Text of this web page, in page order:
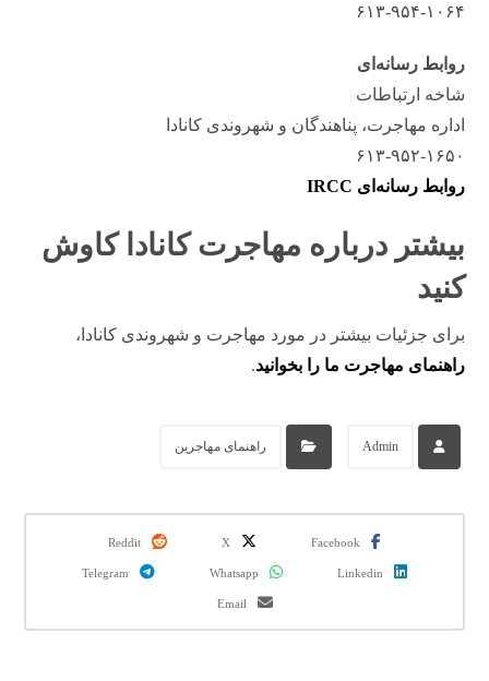
۶۱۳-۹۵۴-۱۰۶۴
روابط رسانه‌ای
شاخه ارتباطات
اداره مهاجرت، پناهندگان و شهروندی کانادا
۶۱۳-۹۵۲-۱۶۵۰
روابط رسانه‌ای IRCC
بیشتر درباره مهاجرت کانادا کاوش
کنید
برای جزئیات بیشتر در مورد مهاجرت و شهروندی کانادا،
راهنمای مهاجرت ما را بخوانید.
Admin راهنمای مهاجرین
Facebook
X
Reddit
Linkedin
Whatsapp
Telegram
Email